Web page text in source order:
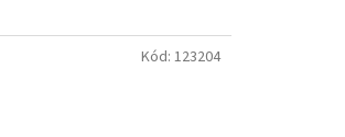
Kód: 123204